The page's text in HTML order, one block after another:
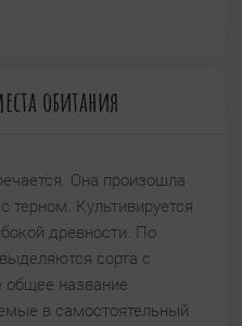
обитания
Она произошла
терном. Культивируется
древности. По
сорта с
название
в самостоятельный